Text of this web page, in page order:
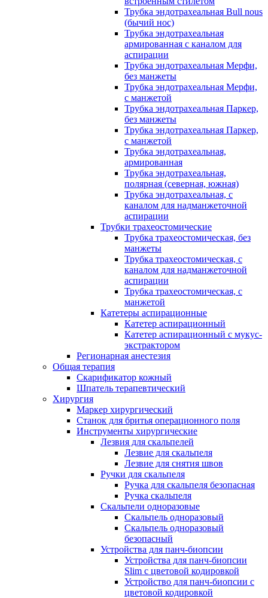
Трубка эндотрахеальная Bull nous
(бычий нос)
Трубка эндотрахеальная
армированная с каналом для
аспирации
Трубка эндотрахеальная Мерфи,
без манжеты
Трубка эндотрахеальная Мерфи,
с манжетой
Трубка эндотрахеальная Паркер,
без манжеты
Трубка эндотрахеальная Паркер,
с манжетой
Трубка эндотрахеальная,
армированная
Трубка эндотрахеальная,
полярная (северная, южная)
Трубка эндотрахеальная, с
каналом для надманжеточной
аспирации
Трубки трахеостомические
Трубка трахеостомическая, без
манжеты
Трубка трахеостомическая, с
каналом для надманжеточной
аспирации
Трубка трахеостомическая, с
манжетой
Катетеры аспирационные
Катетер аспирационный
Катетер аспирационный с мукус-
экстрактором
Регионарная анестезия
Общая терапия
Скарификатор кожный
Шпатель терапевтический
Хирургия
Маркер хирургический
Станок для бритья операционного поля
Инструменты хирургические
Лезвия для скальпелей
Лезвие для скальпеля
Лезвие для снятия швов
Ручки для скальпеля
Ручка для скальпеля безопасная
Ручка скальпеля
Скальпели одноразовые
Скальпель одноразовый
Скальпель одноразовый
безопасный
Устройства для панч-биопсии
Устройства для панч-биопсии
Slim с цветовой кодировкой
Устройство для панч-биопсии с
цветовой кодировкой